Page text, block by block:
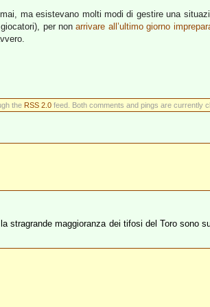
ma esistevano molti modi di gestire una
per nonarrivare all’ultimo giorno
the RSS 2.0feed. Both comments and pings are currently
stragrande maggioranza dei tifosi del Toro sono